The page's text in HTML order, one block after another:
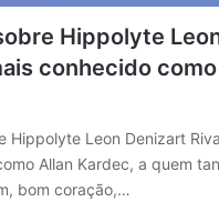
Hippolyte
conhecido
Hippolyte Leon Denizart
Allan Kardec, a quem
bom coração,…